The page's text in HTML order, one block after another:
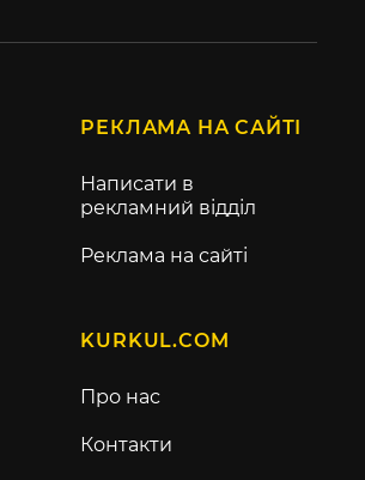
РЕКЛАМА НА САЙТІ
Написати в
рекламний відділ
Реклама на сайті
KURKUL.COM
Про нас
Контакти